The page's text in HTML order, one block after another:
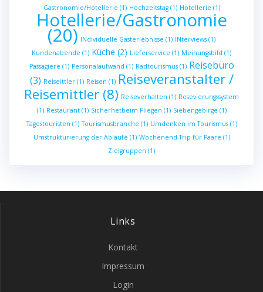
Gastronomie/Hotellerie (1) Hochzeitstag(1) Hotellerie (1)
Hotellerie/Gastronomie
(20) INdividuelle Gasterlebnisse (1) INterviews (1)
Kundenabende (1) Küche (2) Lieferservice (1) Meinungsbild (1)
Passagiere (1) Personalaufwand (1) Radtourismus(1) Reisebüro
(3) Reiseittler(1) Reisen (1) Reiseveranstalter /
Reisemittler (8) Reiseverhalten (1) Resevierungssystem
(1) Restaurant(1) Sicherhetbeim Fliegen (1) Siebengebirge (1)
Tagestouristen (1) Tourismusbranche (1) Umdenken im Tourismus(1)
Umstrukturierung der Abläufe (1) Wochenend-Trip für Paare (1)
Zielgruppen (1)
Links
Kontakt
Impressum
Login